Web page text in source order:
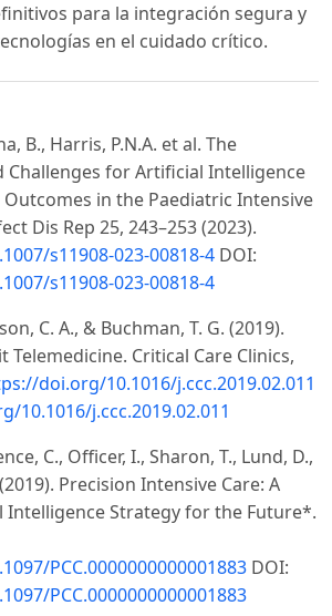
para la integración segura y
en el cuidado crítico.
B., Harris, P.N.A. et al. The
for Artificial Intelligence
in the Paediatric Intensive
Dis Rep 25, 243–253 (2023).
s11908-023-00818-4 DOI:
s11908-023-00818-4
C. A., & Buchman, T. G. (2019).
Telemedicine. Critical Care Clinics,
doi.org/10.1016/j.ccc.2019.02.011
10.1016/j.ccc.2019.02.011
C., Officer, I., Sharon, T., Lund, D.,
Precision Intensive Care: A
Intelligence Strategy for the Future*.
PCC.0000000000001883 DOI:
PCC.0000000000001883